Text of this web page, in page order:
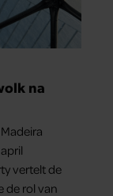
na
vertelt de
de rol van